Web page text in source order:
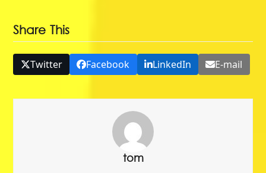
Share This
Twitter Facebook LinkedIn E-mail
tom